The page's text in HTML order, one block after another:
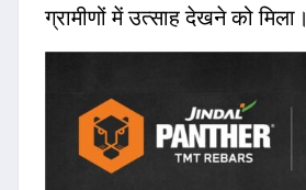
ग्रामीणों में उत्साह देखने को मिला।